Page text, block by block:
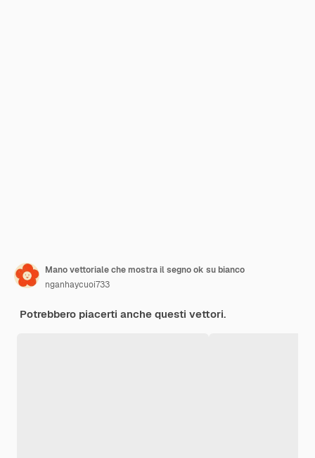
Mano vettoriale che mostra il segno ok su bianco
nganhaycuoi733
Potrebbero piacerti anche questi vettori.